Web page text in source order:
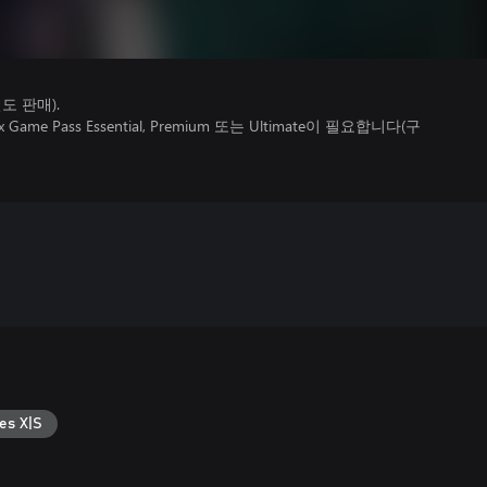
판매).
Pass Essential, Premium 또는 Ultimate이 필요합니다(구
X|S